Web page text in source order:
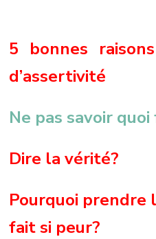
5 bonnes
d’assertivité
Ne pas savoir
Dire la vérité?
Pourquoi prendre
fait si peur?